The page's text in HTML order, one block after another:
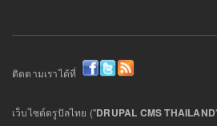
ติดตามเราได้ที่
เว็บไซต์ดรูปัลไทย ("DRUPAL CMS THAILAND